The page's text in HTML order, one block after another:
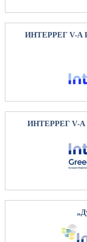
ИНТЕРРЕГ V-A
ИНТЕРРЕГ V-A